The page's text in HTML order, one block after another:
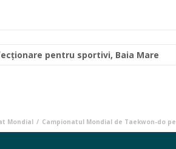
pentru sportivi, Baia Mare
Mondial / Campionatul Mondial de Taekwon-do